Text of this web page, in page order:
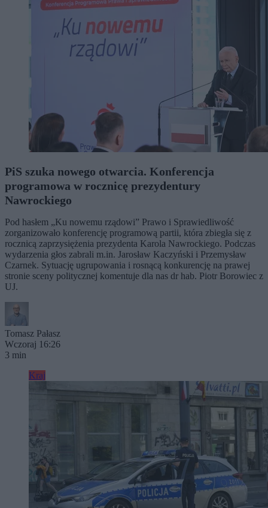
PiS szuka nowego otwarcia. Konferencja
programowa w rocznicę prezydentury
Nawrockiego
Pod hasłem „Ku nowemu rządowi” Prawo i Sprawiedliwość
zorganizowało konferencję programową partii, która zbiegła się z
rocznicą zaprzysiężenia prezydenta Karola Nawrockiego. Podczas
wydarzenia głos zabrali m.in. Jarosław Kaczyński i Przemysław
Czarnek. Sytuację ugrupowania i rosnącą konkurencję na prawej
stronie sceny politycznej komentuje dla nas dr hab. Piotr Borowiec z
UJ.
Tomasz Pałasz
Wczoraj 16:26
3 min
Kraj